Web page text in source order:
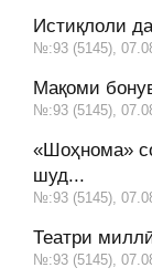
Истиқлоли
№:93 (5145),
Мақоми
№:93 (5145),
«Шоҳнома»
шуд...
№:93 (5145),
Театри
№:93 (5145),